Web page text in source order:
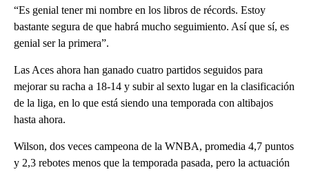
“Es genial tener mi nombre en los libros de récords. Estoy
bastante segura de que habrá mucho seguimiento. Así que sí, es
genial ser la primera”.
Las Aces ahora han ganado cuatro partidos seguidos para
mejorar su racha a 18-14 y subir al sexto lugar en la clasificación
de la liga, en lo que está siendo una temporada con altibajos
hasta ahora.
Wilson, dos veces campeona de la WNBA, promedia 4,7 puntos
y 2,3 rebotes menos que la temporada pasada, pero la actuación